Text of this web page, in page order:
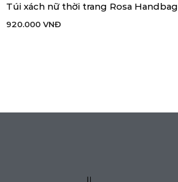
THÊM VÀO GIỎ HÀNG
Túi xách nữ thời trang Rosa Handbag
920.000 VNĐ